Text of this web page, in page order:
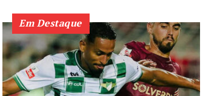
Em Destaque